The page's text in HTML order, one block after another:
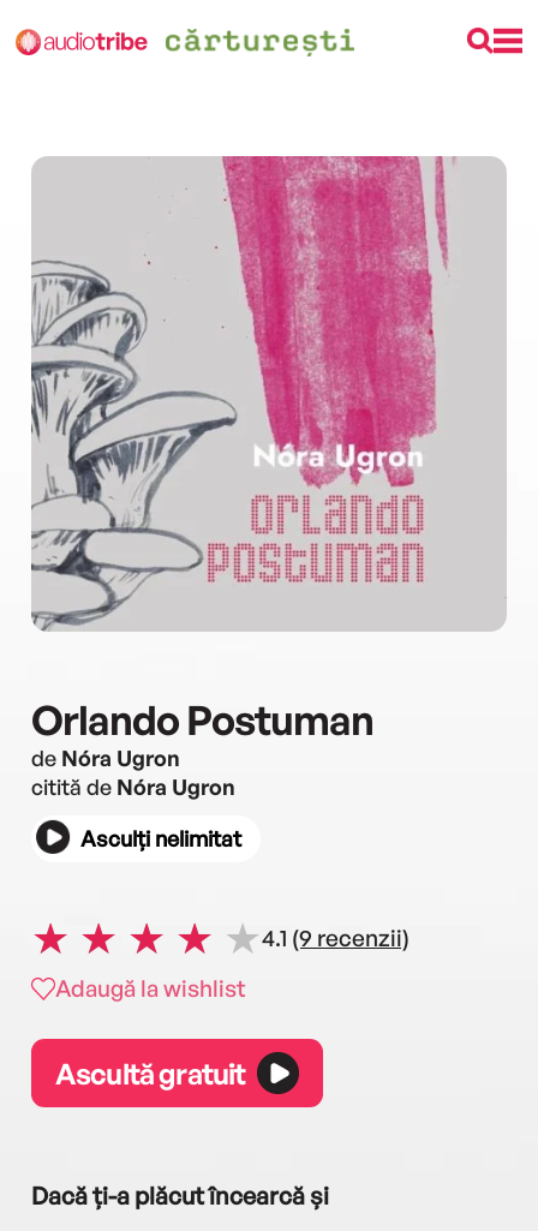
Orlando Postuman
de Nóra Ugron
citită de Nóra Ugron
Asculți nelimitat
4.1 (9 recenzii)
Adaugă la wishlist
Ascultă gratuit
Dacă ți-a plăcut încearcă și